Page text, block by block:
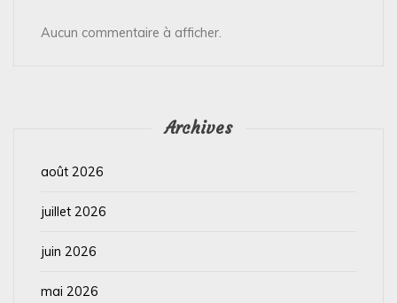
Aucun commentaire à afficher.
Archives
août 2026
juillet 2026
juin 2026
mai 2026